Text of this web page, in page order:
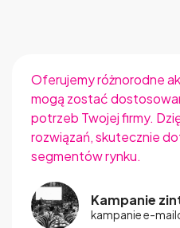
Oferujemy różnorodne
mogą zostać
potrzeb Twojej firmy.
rozwiązań, skutecznie
segmentów rynku.
Kampanie
kampanie e-